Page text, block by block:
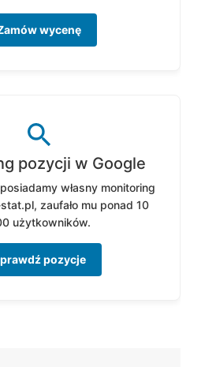
wycenę
pozycji w Google
własny monitoring
zaufało mu ponad 10
użytkowników.
pozycje